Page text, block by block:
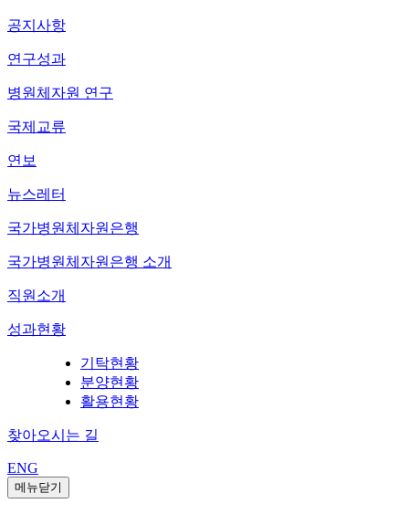
공지사항
연구성과
병원체자원 연구
국제교류
연보
뉴스레터
국가병원체자원은행
국가병원체자원은행 소개
직원소개
성과현황
기탁현황
분양현황
활용현황
찾아오시는 길
ENG
메뉴닫기